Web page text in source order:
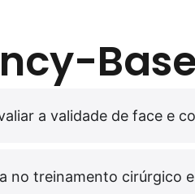
a validade de face e
no treinamento cirúrgico